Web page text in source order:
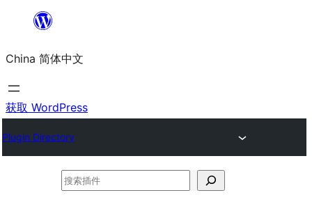
内
容
China 简体中文
获取 WordPress
Plugin Directory
搜